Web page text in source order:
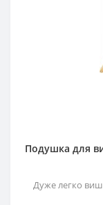
Подушка для
Дуже легко